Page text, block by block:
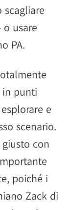
scagliare
usare
PA.
in punti
e
scenario.
con
poiché i
Zack di